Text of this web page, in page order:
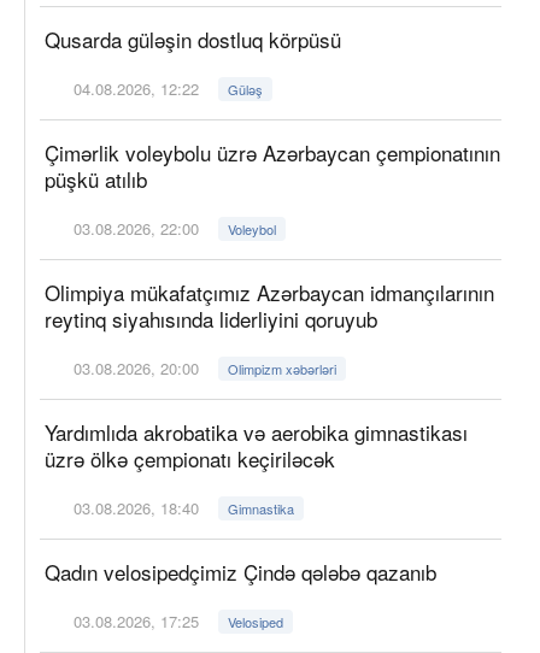
Qusarda güləşin dostluq körpüsü
04.08.2026, 12:22 Güləş
Çimərlik voleybolu üzrə Azərbaycan çempionatının
püşkü atılıb
03.08.2026, 22:00 Voleybol
Olimpiya mükafatçımız Azərbaycan idmançılarının
reytinq siyahısında liderliyini qoruyub
03.08.2026, 20:00 Olimpizm xəbərləri
Yardımlıda akrobatika və aerobika gimnastikası
üzrə ölkə çempionatı keçiriləcək
03.08.2026, 18:40 Gimnastika
Qadın velosipedçimiz Çində qələbə qazanıb
03.08.2026, 17:25 Velosiped